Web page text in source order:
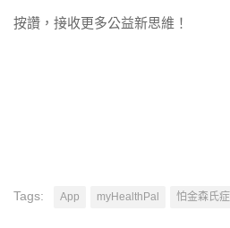
按讚，接收更多公益新思維！
Tags: App myHealthPal 怕金森氏症